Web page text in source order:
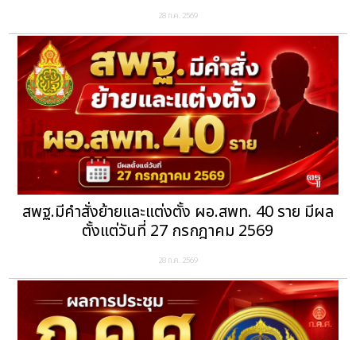
28 ก.ค. 2569
สพฐ.มีคำสั่งย้ายและแต่งตั้ง ผอ.สพท. 40 ราย มีผล
ตั้งแต่วันที่ 27 กรกฎาคม 2569
28 ก.ค. 2569